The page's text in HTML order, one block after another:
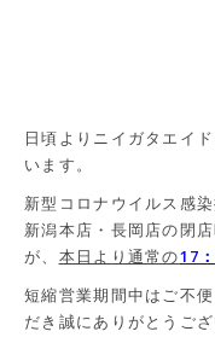
日頃よりニイガタエイ
います。
新型コロナウイルス感
新潟本店・長岡店の閉
が、 本日より通常の17
短縮営業期間中はご不
だき誠にありがとうござ